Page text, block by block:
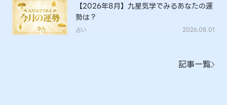
【2026年8月】九星気学でみるあなたの運
勢は？
占い 2026.08.01
記事一覧